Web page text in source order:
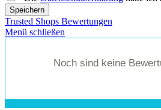
Speichern
Trusted Shops Bewertungen
Menü schließen
Noch sind keine